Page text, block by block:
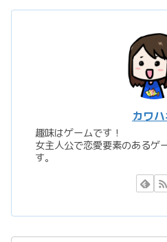
カワ
趣味はゲームです！
女主人公で恋愛要素のあるゲ
す。